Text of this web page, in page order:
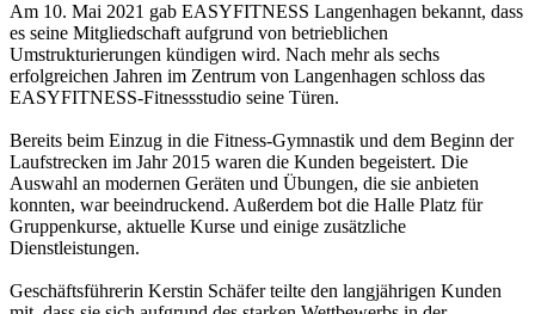
Am 10. Mai 2021 gab EASYFITNESS Langenhagen bekannt, dass
es seine Mitgliedschaft aufgrund von betrieblichen
Umstrukturierungen kündigen wird. Nach mehr als sechs
erfolgreichen Jahren im Zentrum von Langenhagen schloss das
EASYFITNESS-Fitnessstudio seine Türen.
Bereits beim Einzug in die Fitness-Gymnastik und dem Beginn der
Laufstrecken im Jahr 2015 waren die Kunden begeistert. Die
Auswahl an modernen Geräten und Übungen, die sie anbieten
konnten, war beeindruckend. Außerdem bot die Halle Platz für
Gruppenkurse, aktuelle Kurse und einige zusätzliche
Dienstleistungen.
Geschäftsführerin Kerstin Schäfer teilte den langjährigen Kunden